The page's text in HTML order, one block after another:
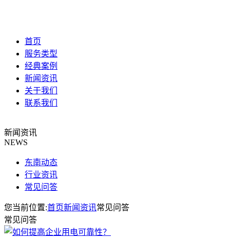
首页
服务类型
经典案例
新闻资讯
关于我们
联系我们
新闻资讯
NEWS
东南动态
行业资讯
常见问答
您当前位置:首页新闻资讯常见问答
常见问答